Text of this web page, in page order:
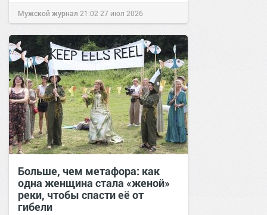
Мужской журнал 21:02 27 июл 2026
Больше, чем метафора: как
одна женщина стала «женой»
реки, чтобы спасти её от
гибели